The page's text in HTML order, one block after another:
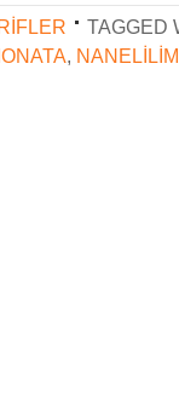
TAGGED
,